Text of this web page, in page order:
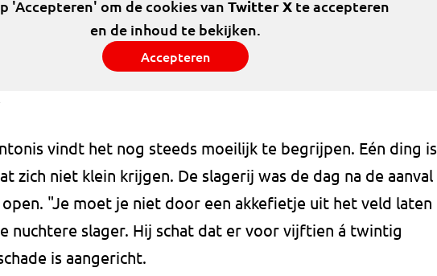
'Accepteren' om de cookies van Twitter Xte accepteren
en de inhoud te bekijken.
Accepteren
vindt het nog steeds moeilijk te begrijpen. Eén ding is
zich niet klein krijgen. De slagerij was de dag na de aanval
"Je moet je niet door een akkefietje uit het veld laten
nuchtere slager. Hij schat dat er voor vijftien á twintig
is aangericht.